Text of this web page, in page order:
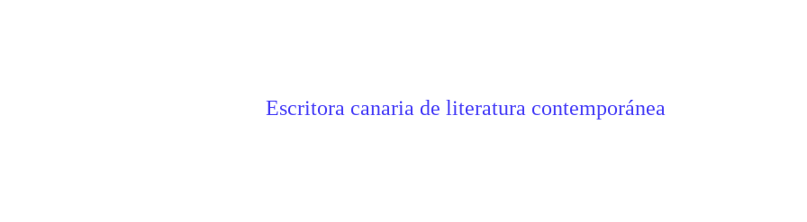
Escritora canaria de literatura contemporánea